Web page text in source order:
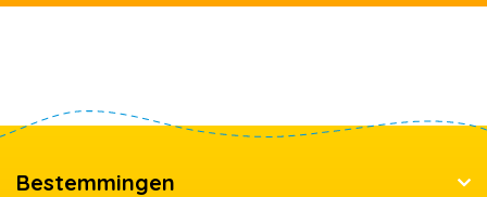
Bestemmingen